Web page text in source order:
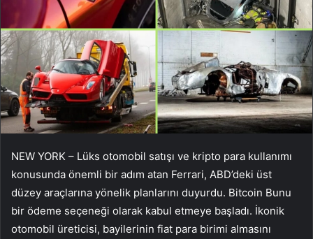
NEW YORK – Lüks otomobil satışı ve kripto para kullanımı
konusunda önemli bir adım atan Ferrari, ABD’deki üst
düzey araçlarına yönelik planlarını duyurdu. Bitcoin Bunu
bir ödeme seçeneği olarak kabul etmeye başladı. İkonik
otomobil üreticisi, bayilerinin fiat para birimi almasını